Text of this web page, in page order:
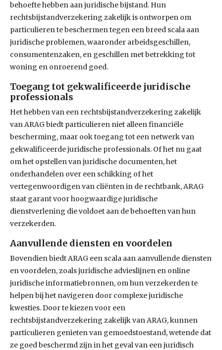
behoefte hebben aan juridische bijstand. Hun
rechtsbijstandverzekering zakelijk is ontworpen om
particulieren te beschermen tegen een breed scala aan
juridische problemen, waaronder arbeidsgeschillen,
consumentenzaken, en geschillen met betrekking tot
woning en onroerend goed.
Toegang tot gekwalificeerde juridische
professionals
Het hebben van een rechtsbijstandverzekering zakelijk
van ARAG biedt particulieren niet alleen financiële
bescherming, maar ook toegang tot een netwerk van
gekwalificeerde juridische professionals. Of het nu gaat
om het opstellen van juridische documenten, het
onderhandelen over een schikking of het
vertegenwoordigen van cliënten in de rechtbank, ARAG
staat garant voor hoogwaardige juridische
dienstverlening die voldoet aan de behoeften van hun
verzekerden.
Aanvullende diensten en voordelen
Bovendien biedt ARAG een scala aan aanvullende diensten
en voordelen, zoals juridische advieslijnen en online
juridische informatiebronnen, om hun verzekerden te
helpen bij het navigeren door complexe juridische
kwesties. Door te kiezen voor een
rechtsbijstandverzekering zakelijk van ARAG, kunnen
particulieren genieten van gemoedstoestand, wetende dat
ze goed beschermd zijn in het geval van een juridisch